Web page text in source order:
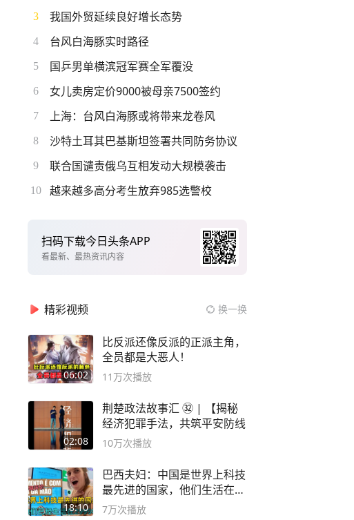
3 我国外贸延续良好增长态势
4 台风白海豚实时路径
5 国乒男单横滨冠军赛全军覆没
6 女儿卖房定价9000被母亲7500签约
7 上海：台风白海豚或将带来龙卷风
8 沙特土耳其巴基斯坦签署共同防务协议
9 联合国谴责俄乌互相发动大规模袭击
10 越来越多高分考生放弃985选警校
扫码下载今日头条APP
看最新、最热资讯内容
精彩视频 换一换
06:02
比反派还像反派的正派主角，
全员都是大恶人！
11万次播放
02:08
荆楚政法故事汇 ㉜ | 【揭秘
经济犯罪手法，共筑平安防线
10万次播放
18:10
巴西夫妇：中国是世界上科技
最先进的国家，他们生活在
2999年
7万次播放